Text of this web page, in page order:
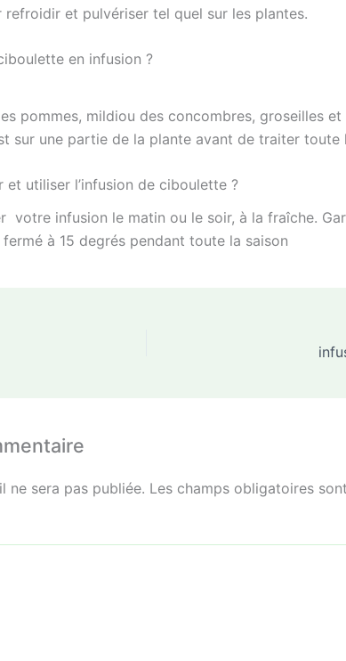
refroidir et pulvériser tel quel sur les plantes.
en infusion ?
pommes, mildiou des concombres, groseilles et
sur une partie de la plante avant de traiter toute
et utiliser l’infusion de ciboulette ?
votre infusion le matin ou le soir, à la fraîche.
à 15 degrés pendant toute la saison
ne sera pas publiée. Les champs obligatoires